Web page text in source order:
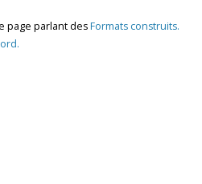
page parlant desFormats construits.